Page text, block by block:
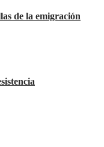
de la emigración